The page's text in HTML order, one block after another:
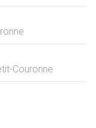
Couronne